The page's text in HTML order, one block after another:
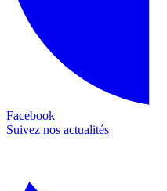
Facebook
Suivez nos actualités